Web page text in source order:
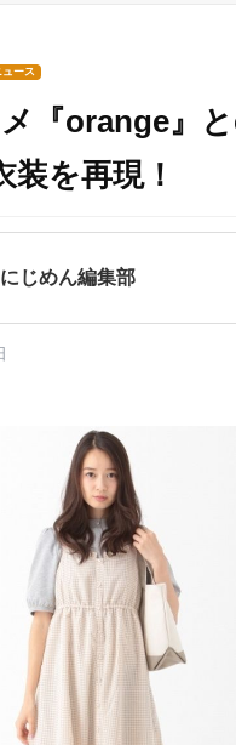
ュース
『orange』
装を再現！
じめん編集部